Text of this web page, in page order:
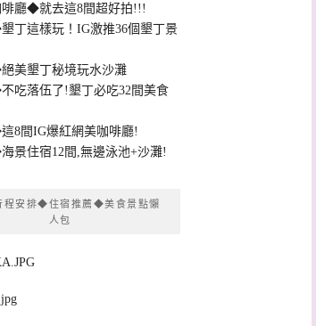
啡廳◆就去這8間超好拍!!!
丁這樣玩！IG激推36個墾丁景
美墾丁秘境玩水沙灘
吃落伍了!墾丁必吃32間美食
8間IG爆紅網美咖啡廳!
景住宿12間,無邊泳池+沙灘!
程安排◆住宿推薦◆美食景點懶
人包